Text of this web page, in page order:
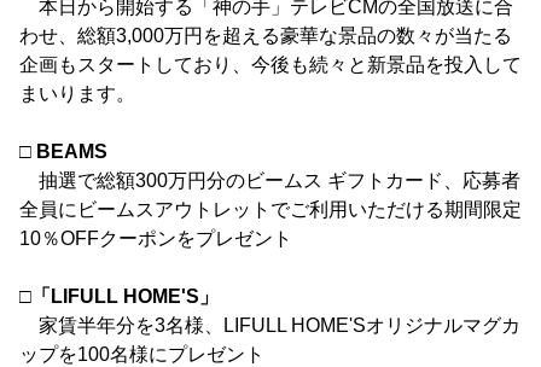
本日から開始する「神の手」テレビCMの全国放送に合
わせ、総額3,000万円を超える豪華な景品の数々が当たる
企画もスタートしており、今後も続々と新景品を投入して
まいります。
□ BEAMS
抽選で総額300万円分のビームス ギフトカード、応募者
全員にビームスアウトレットでご利用いただける期間限定
10％OFFクーポンをプレゼント
□「LIFULL HOME'S」
家賃半年分を3名様、LIFULL HOME'Sオリジナルマグカ
ップを100名様にプレゼント